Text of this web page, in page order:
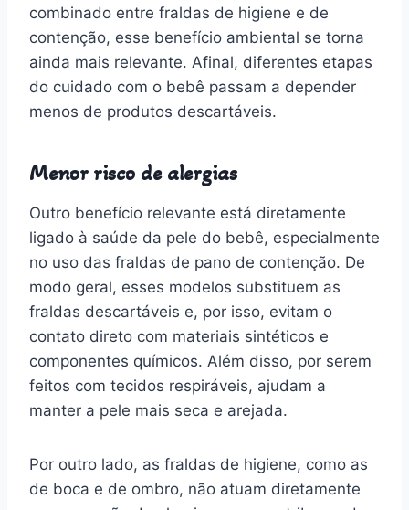
combinado entre fraldas de higiene e de
contenção, esse benefício ambiental se torna
ainda mais relevante. Afinal, diferentes etapas
do cuidado com o bebê passam a depender
menos de produtos descartáveis.
Menor risco de alergias
Outro benefício relevante está diretamente
ligado à saúde da pele do bebê, especialmente
no uso das fraldas de pano de contenção. De
modo geral, esses modelos substituem as
fraldas descartáveis e, por isso, evitam o
contato direto com materiais sintéticos e
componentes químicos. Além disso, por serem
feitos com tecidos respiráveis, ajudam a
manter a pele mais seca e arejada.
Por outro lado, as fraldas de higiene, como as
de boca e de ombro, não atuam diretamente